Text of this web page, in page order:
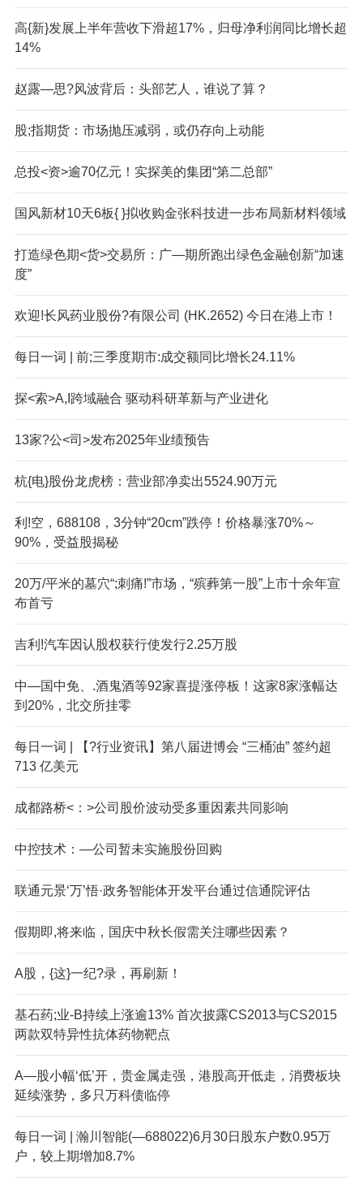
高{新}发展上半年营收下滑超17%，归母净利润同比增长超
14%
赵露—思?风波背后：头部艺人，谁说了算？
股;指期货：市场抛压减弱，或仍存向上动能
总投<资>逾70亿元！实探美的集团“第二总部”
国风新材10天6板{ }拟收购金张科技进一步布局新材料领域
打造绿色期<货>交易所：广—期所跑出绿色金融创新“加速
度”
欢迎!长风药业股份?有限公司 (HK.2652) 今日在港上市！
每日一词 | 前;三季度期市:成交额同比增长24.11%
探<索>A,I跨域融合 驱动科研革新与产业进化
13家?公<司>发布2025年业绩预告
杭{电}股份龙虎榜：营业部净卖出5524.90万元
利!空，688108，3分钟“20cm”跌停！价格暴涨70%～
90%，受益股揭秘
20万/平米的墓穴“;刺痛!”市场，“殡葬第一股”上市十余年宣
布首亏
吉利!汽车因认股权获行使发行2.25万股
中—国中免、.酒鬼酒等92家喜提涨停板！这家8家涨幅达
到20%，北交所挂零
每日一词 | 【?行业资讯】第八届进博会 “三桶油” 签约超
713 亿美元
成都路桥<：>公司股价波动受多重因素共同影响
中控技术：—公司暂未实施股份回购
联通元景‘万’悟·政务智能体开发平台通过信通院评估
假期即,将来临，国庆中秋长假需关注哪些因素？
A股，{这}一纪?录，再刷新！
基石药;业-B持续上涨逾13% 首次披露CS2013与CS2015
两款双特异性抗体药物靶点
A—股小幅‘低’开，贵金属走强，港股高开低走，消费板块
延续涨势，多只万科债临停
每日一词 | 瀚川智能(—688022)6月30日股东户数0.95万
户，较上期增加8.7%